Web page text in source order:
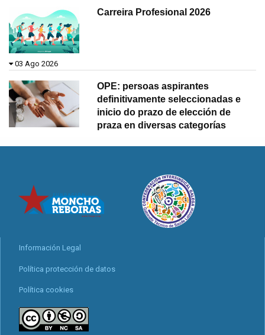
Carreira Profesional 2026
03 Ago 2026
OPE: persoas aspirantes
definitivamente seleccionadas e
inicio do prazo de elección de
praza en diversas categorías
Información Legal
Política protección de datos
Política cookies